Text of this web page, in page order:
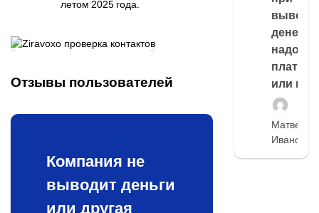
летом 2025 года.
Отзывы пользователей
Компания не
выводит деньги
или другая
выводе
денег,
надо
платить
или
Матвей
Иванов